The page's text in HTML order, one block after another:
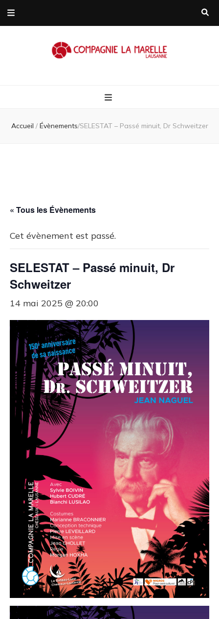
Marelle
Accueil / Évènements/SELESTAT – Passé minuit, Dr Schweitzer
« Tous les Évènements
Cet évènement est passé.
SELESTAT – Passé minuit, Dr
Schweitzer
14 mai 2025 @ 20:00